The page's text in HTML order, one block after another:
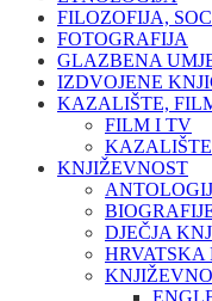
FILOZOFIJA,
FOTOGRAFIJA
GLAZBENA
IZDVOJENE
KAZALIŠTE,
FILM I TV
KAZALIŠTE
KNJIŽEVNOST
DJEČJA
HRVATSKA